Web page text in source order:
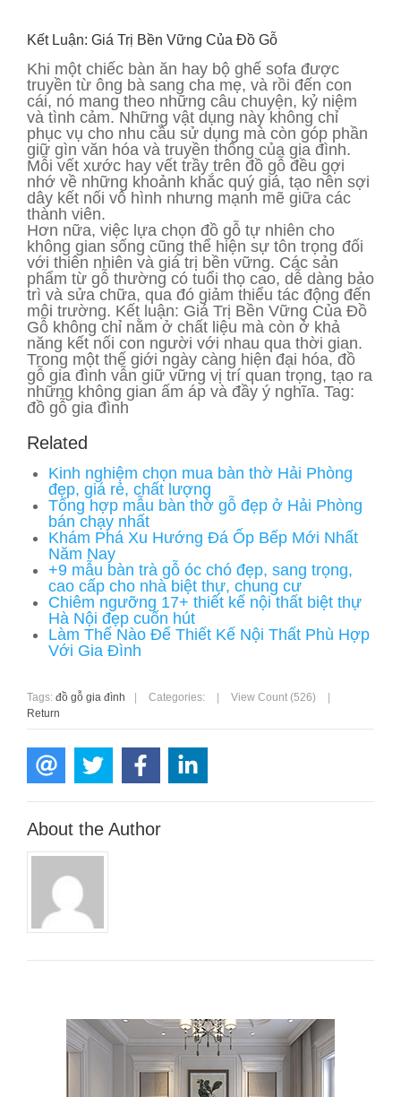
Kết Luận: Giá Trị Bền Vững Của Đồ Gỗ
Khi một chiếc bàn ăn hay bộ ghế sofa được
truyền từ ông bà sang cha mẹ, và rồi đến con
cái, nó mang theo những câu chuyện, kỷ niệm
và tình cảm. Những vật dụng này không chỉ
phục vụ cho nhu cầu sử dụng mà còn góp phần
giữ gìn văn hóa và truyền thống của gia đình.
Mỗi vết xước hay vết trầy trên đồ gỗ đều gợi
nhớ về những khoảnh khắc quý giá, tạo nên sợi
dây kết nối vô hình nhưng mạnh mẽ giữa các
thành viên.
Hơn nữa, việc lựa chọn đồ gỗ tự nhiên cho
không gian sống cũng thể hiện sự tôn trọng đối
với thiên nhiên và giá trị bền vững. Các sản
phẩm từ gỗ thường có tuổi thọ cao, dễ dàng bảo
trì và sửa chữa, qua đó giảm thiểu tác động đến
môi trường. Kết luận: Giá Trị Bền Vững Của Đồ
Gỗ không chỉ nằm ở chất liệu mà còn ở khả
năng kết nối con người với nhau qua thời gian.
Trong một thế giới ngày càng hiện đại hóa, đồ
gỗ gia đình vẫn giữ vững vị trí quan trọng, tạo ra
những không gian ấm áp và đầy ý nghĩa. Tag:
đồ gỗ gia đình
Related
Kinh nghiệm chọn mua bàn thờ Hải Phòng
đẹp, giá rẻ, chất lượng
Tổng hợp mẫu bàn thờ gỗ đẹp ở Hải Phòng
bán chạy nhất
Khám Phá Xu Hướng Đá Ốp Bếp Mới Nhất
Năm Nay
+9 mẫu bàn trà gỗ óc chó đẹp, sang trọng,
cao cấp cho nhà biệt thự, chung cư
Chiêm ngưỡng 17+ thiết kế nội thất biệt thự
Hà Nội đẹp cuốn hút
Làm Thế Nào Để Thiết Kế Nội Thất Phù Hợp
Với Gia Đình
Tags: đồ gỗ gia đình Categories: View Count (526)
Return
About the Author